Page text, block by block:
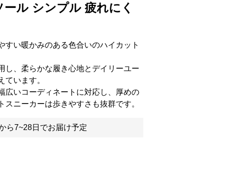
ル シンプル 疲れにく
すい暖かみのある色合いのハイカット
し、柔らかな履き心地とデイリーユー
ています。
広いコーディネートに対応し、厚めの
スニーカーは歩きやすさも抜群です。
ら7~28日でお届け予定